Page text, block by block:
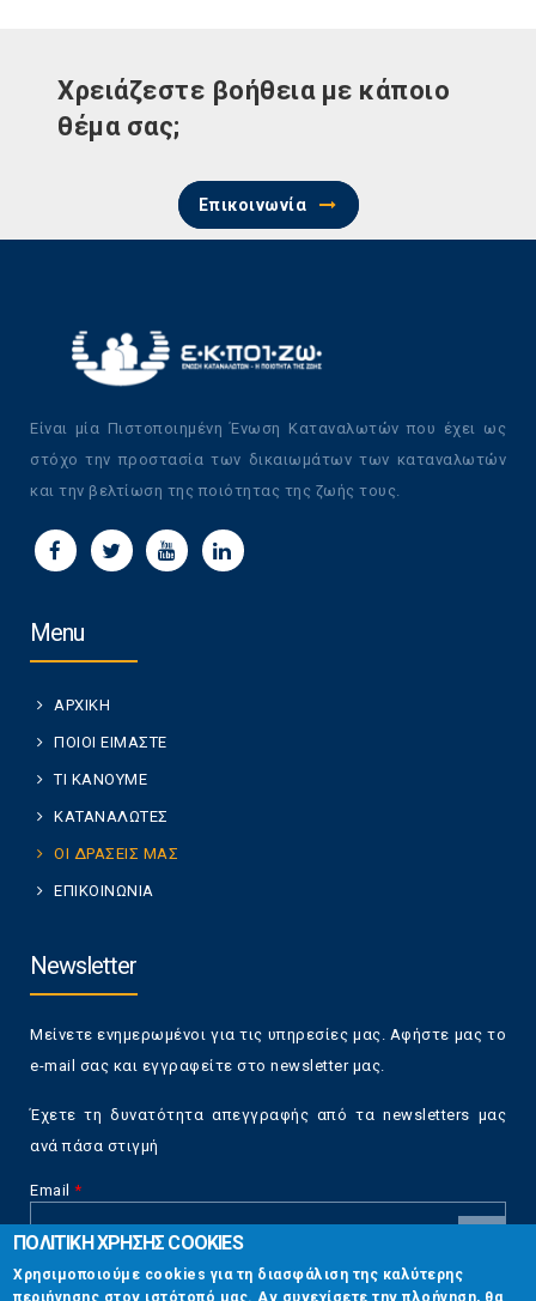
Χρειάζεστε βοήθεια με κάποιο
θέμα σας;
Επικοινωνία
Είναι μία Πιστοποιημένη Ένωση Καταναλωτών που έχει ως
στόχο την προστασία των δικαιωμάτων των καταναλωτών
και την βελτίωση της ποιότητας της ζωής τους.
Menu
ΑΡΧΙΚΗ
ΠΟΙΟΙ ΕΙΜΑΣΤΕ
ΤΙ ΚΑΝΟΥΜΕ
ΚΑΤΑΝΑΛΩΤΕΣ
ΟΙ ΔΡΑΣΕΙΣ ΜΑΣ
ΕΠΙΚΟΙΝΩΝΙΑ
Newsletter
Μείνετε ενημερωμένοι για τις υπηρεσίες μας. Αφήστε μας το
e-mail σας και εγγραφείτε στο newsletter μας.
Έχετε τη δυνατότητα απεγγραφής από τα newsletters μας
ανά πάσα στιγμή
Email *
CAPTCHA
This
ΠΟΛΙΤΙΚΗ ΧΡΗΣΗΣ COOKIES
Χρησιμοποιούμε cookies για τη διασφάλιση της καλύτερης
περιήγησης στον ιστότοπό μας. Αν συνεχίσετε την πλοήγηση, θα